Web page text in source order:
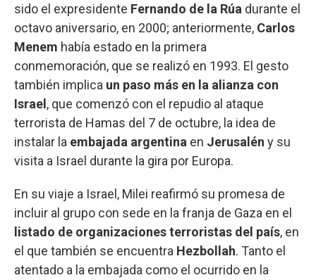
sido el expresidente Fernando de la Rúa durante el
octavo aniversario, en 2000; anteriormente, Carlos
Menem había estado en la primera
conmemoración, que se realizó en 1993. El gesto
también implica un paso más en la alianza con
Israel , que comenzó con el repudio al ataque
terrorista de Hamas del 7 de octubre, la idea de
instalar la embajada argentina en Jerusalén y su
visita a Israel durante la gira por Europa.
En su viaje a Israel, Milei reafirmó su promesa de
incluir al grupo con sede en la franja de Gaza en el
listado de organizaciones terroristas del país, en
el que también se encuentra Hezbollah. Tanto el
atentado a la embajada como el ocurrido en la